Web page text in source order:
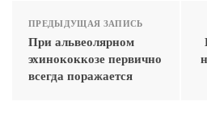
ПРЕДЫДУЩАЯ ЗАПИСЬ
При альвеолярном
эхинококкозе первично
всегда поражается